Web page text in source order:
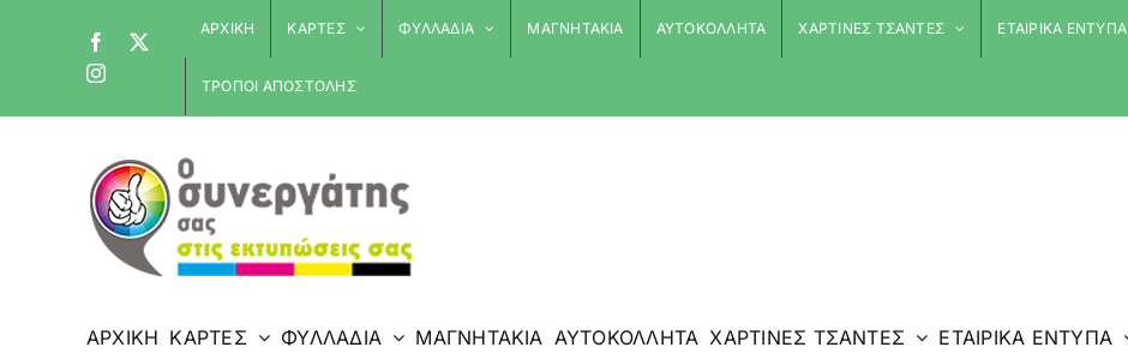
Facebook
Instagram
ΑΡΧΙΚΗ ΚΑΡΤΕΣ ΦΥΛΛΑΔΙΑ ΜΑΓΝΗΤΑΚΙΑ ΑΥΤΟΚΟΛΛΗΤΑ ΧΑΡΤΙΝΕΣ ΤΣΑΝΤΕΣ ΕΤΑΙΡΙΚΑ ΕΝΤΥΠΑ
ΤΡΟΠΟΙ ΑΠΟΣΤΟΛΗΣ
ΑΡΧΙΚΗ ΚΑΡΤΕΣ ΦΥΛΛΑΔΙΑ ΜΑΓΝΗΤΑΚΙΑ ΑΥΤΟΚΟΛΛΗΤΑ ΧΑΡΤΙΝΕΣ ΤΣΑΝΤΕΣ ΕΤΑΙΡΙΚΑ ΕΝΤΥΠΑ